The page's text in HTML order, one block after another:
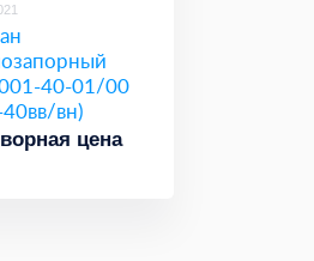
40-01/00
вн)
цена